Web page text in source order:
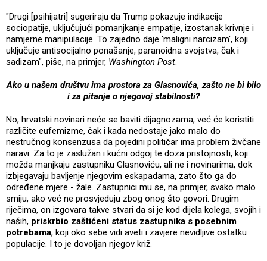
"Drugi [psihijatri] sugeriraju da Trump pokazuje indikacije
sociopatije, uključujući pomanjkanje empatije, izostanak krivnje i
namjerne manipulacije. To zajedno daje 'maligni narcizam', koji
uključuje antisocijalno ponašanje, paranoidna svojstva, čak i
sadizam", piše, na primjer, Washington Post.
Ako u našem društvu ima prostora za Glasnovića, zašto ne bi bilo
i za pitanje o njegovoj stabilnosti?
No, hrvatski novinari neće se baviti dijagnozama, već će koristiti
različite eufemizme, čak i kada nedostaje jako malo do
nestručnog konsenzusa da pojedini političar ima problem živčane
naravi. Za to je zaslužan i kućni odgoj te doza pristojnosti, koji
možda manjkaju zastupniku Glasnoviću, ali ne i novinarima, dok
izbjegavaju bavljenje njegovim eskapadama, zato što ga do
određene mjere - žale. Zastupnici mu se, na primjer, svako malo
smiju, ako već ne prosvjeduju zbog onog što govori. Drugim
riječima, on izgovara takve stvari da si je kod dijela kolega, svojih i
naših, priskrbio zaštićeni status zastupnika s posebnim
potrebama, koji oko sebe vidi aveti i zavjere nevidljive ostatku
populacije. I to je dovoljan njegov križ.